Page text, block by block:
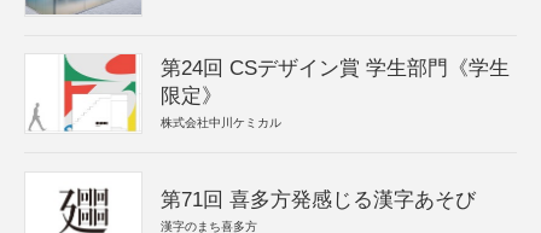
第24回 CSデザイン賞 学生部門《学生
限定》
株式会社中川ケミカル
第71回 喜多方発感じる漢字あそび
漢字のまち喜多方